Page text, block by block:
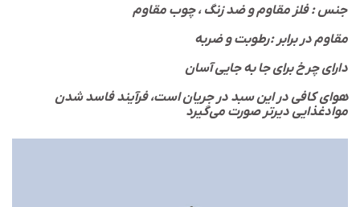
جنس : فلز مقاوم و ضد زنگ ، چوب مقاوم
مقاوم در برابر : رطوبت و ضربه
دارای چرخ برای جا به جایی آسان
هوای کافی در این سبد در جریان است، فرآیند فاسد شدن
موادغذایی دیرتر صورت می‌گیرد